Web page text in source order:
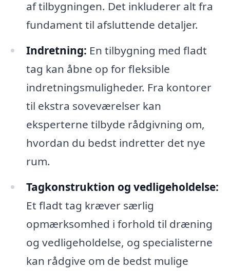
af tilbygningen. Det inkluderer alt fra
fundament til afsluttende detaljer.
Indretning: En tilbygning med fladt
tag kan åbne op for fleksible
indretningsmuligheder. Fra kontorer
til ekstra soveværelser kan
eksperterne tilbyde rådgivning om,
hvordan du bedst indretter det nye
rum.
Tagkonstruktion og vedligeholdelse:
Et fladt tag kræver særlig
opmærksomhed i forhold til dræning
og vedligeholdelse, og specialisterne
kan rådgive om de bedst mulige